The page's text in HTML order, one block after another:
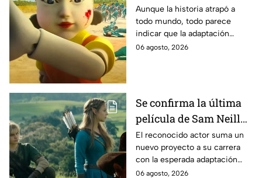
Estados Unidos? Esto
es lo que se sabe al
momento
Aunque la historia atrapó a
todo mundo, todo parece
indicar que la adaptación
podría ser cancelada:
06 agosto, 2026
Se confirma la última
película de Sam Neill
antes de morir: esto es
lo que se sabe hasta
ahora
El reconocido actor suma un
nuevo proyecto a su carrera
con la esperada adaptación
cinematográfica del popular
06 agosto, 2026